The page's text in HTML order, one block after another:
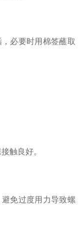
必要时用棉签蘸取
触良好。
免过度用力导致螺